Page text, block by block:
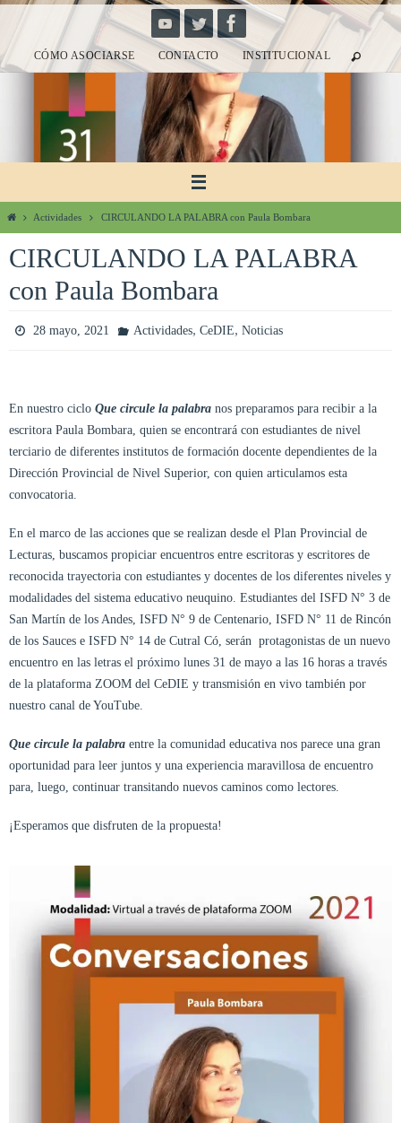
contenidoCÓMO ASOCIARSE CONTACTO INSTITUCIONAL
InicioActividades CIRCULANDO LA PALABRA con Paula Bombara
CIRCULANDO LA PALABRA
con Paula Bombara
28 mayo, 2021 Actividades, CeDIE, Noticias
En nuestro ciclo Que circule la palabra nos preparamos para recibir a la
escritora Paula Bombara, quien se encontrará con estudiantes de nivel
terciario de diferentes institutos de formación docente dependientes de la
Dirección Provincial de Nivel Superior, con quien articulamos esta
convocatoria.
En el marco de las acciones que se realizan desde el Plan Provincial de
Lecturas, buscamos propiciar encuentros entre escritoras y escritores de
reconocida trayectoria con estudiantes y docentes de los diferentes niveles y
modalidades del sistema educativo neuquino. Estudiantes del ISFD N° 3 de
San Martín de los Andes, ISFD N° 9 de Centenario, ISFD N° 11 de Rincón
de los Sauces e ISFD N° 14 de Cutral Có, serán protagonistas de un nuevo
encuentro en las letras el próximo lunes 31 de mayo a las 16 horas a través
de la plataforma ZOOM del CeDIE y transmisión en vivo también por
nuestro canal de YouTube.
Que circule la palabra entre la comunidad educativa nos parece una gran
oportunidad para leer juntos y una experiencia maravillosa de encuentro
para, luego, continuar transitando nuevos caminos como lectores.
¡Esperamos que disfruten de la propuesta!